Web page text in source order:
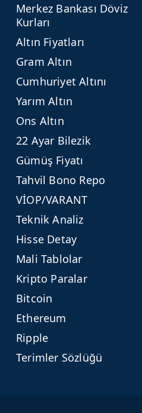
Merkez Bankası Döviz
Kurları
Altın Fiyatları
Gram Altın
Cumhuriyet Altını
Yarım Altın
Ons Altın
22 Ayar Bilezik
Gümüş Fiyatı
Tahvil Bono Repo
VİOP/VARANT
Teknik Analiz
Hisse Detay
Mali Tablolar
Kripto Paralar
Bitcoin
Ethereum
Ripple
Terimler Sözlüğü